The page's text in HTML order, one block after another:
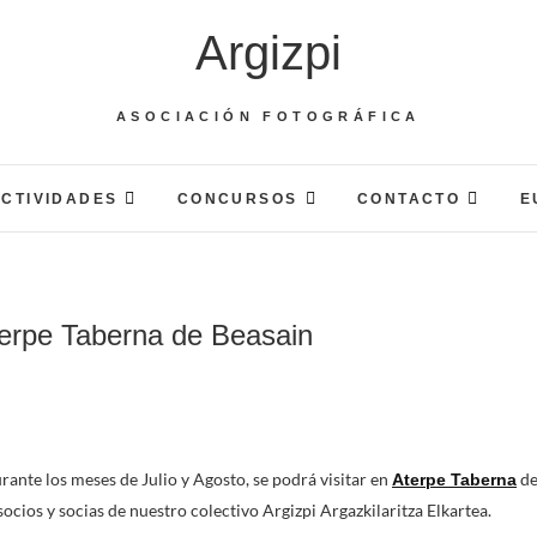
Argizpi
ASOCIACIÓN FOTOGRÁFICA
CONCURSOS CONTACTO
Taberna de Beasain
los meses de Julio y Agosto, se podrá visitar en Aterpe Tabernade
y socias de nuestro colectivo Argizpi Argazkilaritza Elkartea.